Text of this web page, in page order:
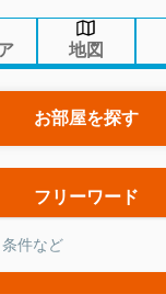
地図
お部屋を探す
フリーワード